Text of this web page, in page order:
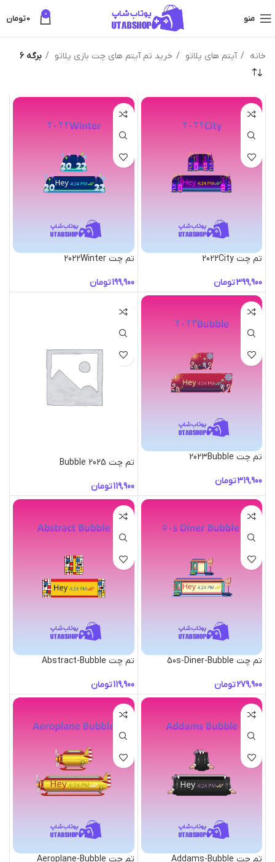
منو 0
0تومان
خانه آیتم های پلاتو خرید تم آیتم های چت بازی پلاتو برگه 6
تم چت 2022City
تومان
تم چت 2022Winter
تومان
تم چت 2023Bubble
تومان
تم چت 2025 Bubble
تومان
تم چت 50s-Diner-Bubble
تومان
تم چت Abstract-Bubble
تومان
تم چت Addams-Bubble تم چت Aeroplane-Bubble